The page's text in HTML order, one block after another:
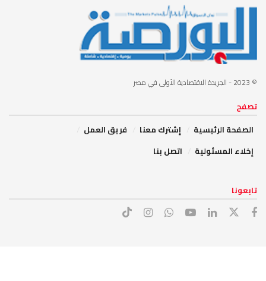
© 2023 - الجريدة الاقتصادية الأولى في مصر
تصفح
الصفحة الرئيسية
إشترك معنا
فريق العمل
إخلاء المسئولية
اتصل بنا
تابعونا